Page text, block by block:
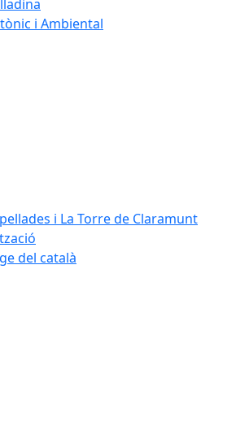
i Ambiental
i La Torre de Claramunt
del català